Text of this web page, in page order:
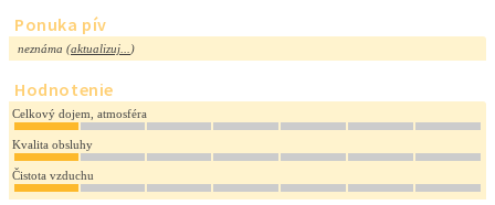
Ponuka pív
neznáma (aktualizuj... )
Hodnotenie
Celkový dojem, atmosféra
Kvalita obsluhy
Čistota vzduchu